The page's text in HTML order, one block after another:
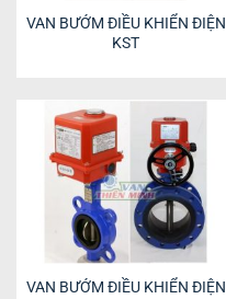
VAN BƯỚM ĐIỀU KHIỂN ĐIỆN
KST
VAN BƯỚM ĐIỀU KHIỂN ĐIỆN